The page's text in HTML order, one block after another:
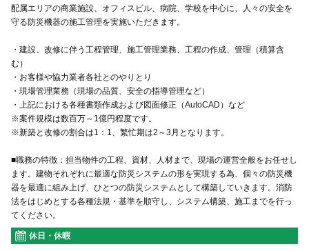
配属エリアの商業施設、オフィスビル、病院、学校を中心に、人々の安全を
守る防災機器の施工管理を実施いただきます。
・建設、改修に伴う工程管理、施工管理業務、工程の作成、管理（積算含
む）
・お客様や協力業者各社とのやりとり
・現場管理業務（現場の品質、安全の指導管理など）
・上記における各種書類作成および図面修正（AutoCAD）など
※案件規模は数百万～1億円程度です。
※新築と改修の割合は1：1、繁忙期は2～3月となります。
■職務の特徴：担当物件の工程、資材、人材まで、現場の運営全般をお任せし
ます。建物それぞれに最適な防災システムの形を実現する為、個々の防災機
器を最適に組み上げ、ひとつの防災システムとして構築していきます。消防
法をはじめとする各種法規・基準を順守し、システム構築、施工までを行っ
てください。
休日・休暇